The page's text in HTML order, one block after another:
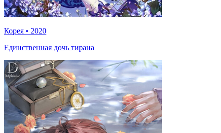
Корея • 2020
Единственная дочь тирана